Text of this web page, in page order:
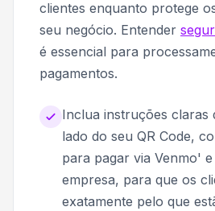
clientes enquanto protege
seu negócio. Entender
é essencial para
pagamentos.
Inclua instruções claras
lado do seu QR Code,
para pagar via Venmo'
empresa, para que os
exatamente pelo que